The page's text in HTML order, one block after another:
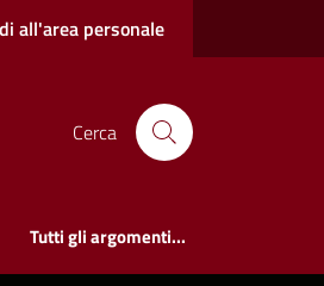
all'area personale
Cerca
Tutti gli argomenti...